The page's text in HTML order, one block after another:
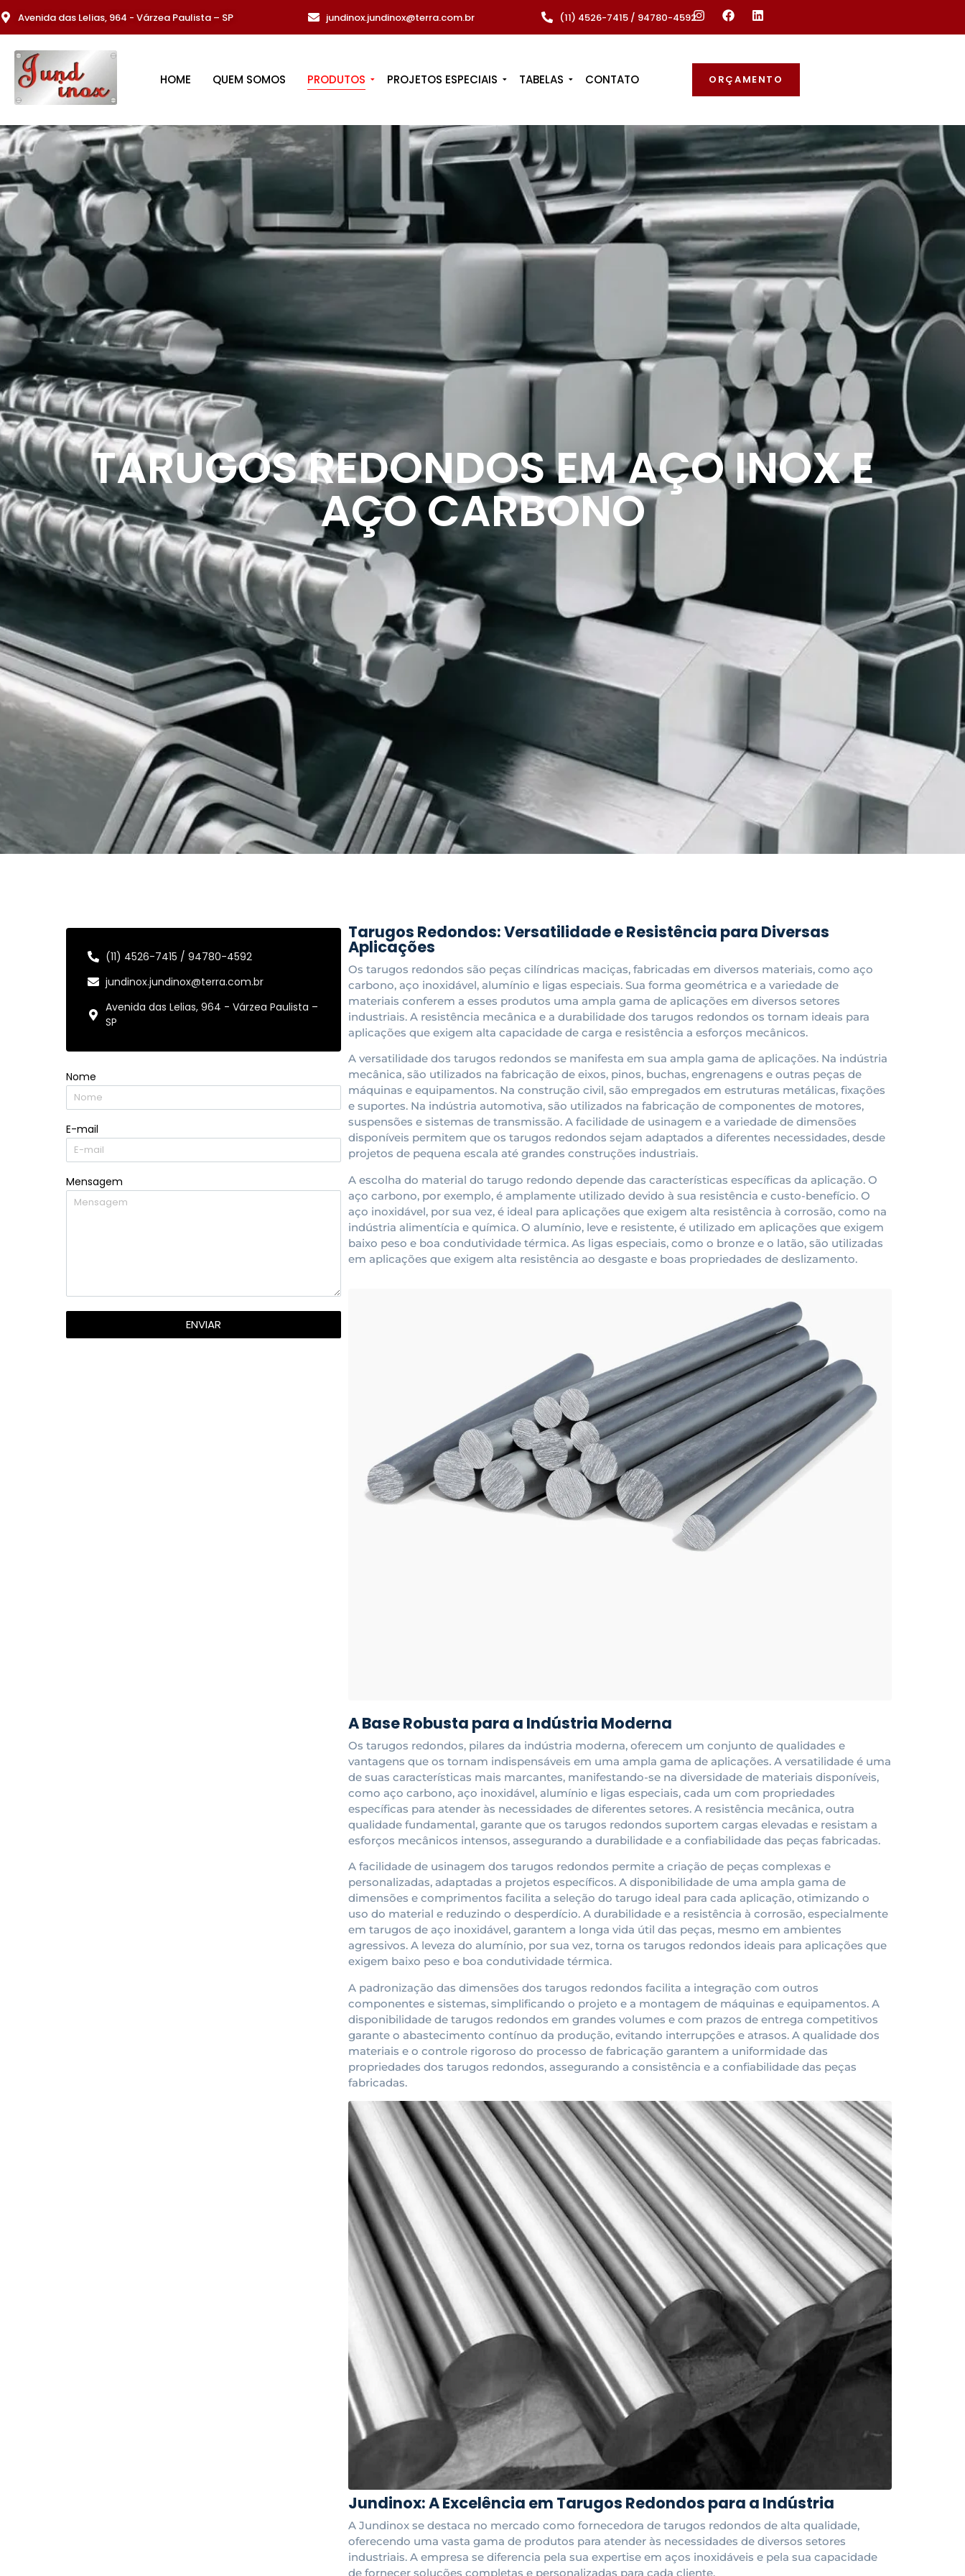
Avenida das Lelias, 964 - Várzea Paulista – SP jundinox.jundinox@terra.com.br (11) 4526-7415 / 94780-4592
HOME QUEM SOMOS PRODUTOS PROJETOS ESPECIAIS TABELAS CONTATO ORÇAMENTO
TARUGOS REDONDOS EM AÇO INOX E
AÇO CARBONO
(11) 4526-7415 / 94780-4592
jundinox.jundinox@terra.com.br
Avenida das Lelias, 964 - Várzea Paulista –
SP
Nome
E-mail
Mensagem
ENVIAR
Tarugos Redondos: Versatilidade e Resistência para Diversas
Aplicações
Os tarugos redondos são peças cilíndricas maciças, fabricadas em diversos materiais, como aço
carbono, aço inoxidável, alumínio e ligas especiais. Sua forma geométrica e a variedade de
materiais conferem a esses produtos uma ampla gama de aplicações em diversos setores
industriais. A resistência mecânica e a durabilidade dos tarugos redondos os tornam ideais para
aplicações que exigem alta capacidade de carga e resistência a esforços mecânicos.
A versatilidade dos tarugos redondos se manifesta em sua ampla gama de aplicações. Na indústria
mecânica, são utilizados na fabricação de eixos, pinos, buchas, engrenagens e outras peças de
máquinas e equipamentos. Na construção civil, são empregados em estruturas metálicas, fixações
e suportes. Na indústria automotiva, são utilizados na fabricação de componentes de motores,
suspensões e sistemas de transmissão. A facilidade de usinagem e a variedade de dimensões
disponíveis permitem que os tarugos redondos sejam adaptados a diferentes necessidades, desde
projetos de pequena escala até grandes construções industriais.
A escolha do material do tarugo redondo depende das características específicas da aplicação. O
aço carbono, por exemplo, é amplamente utilizado devido à sua resistência e custo-benefício. O
aço inoxidável, por sua vez, é ideal para aplicações que exigem alta resistência à corrosão, como na
indústria alimentícia e química. O alumínio, leve e resistente, é utilizado em aplicações que exigem
baixo peso e boa condutividade térmica. As ligas especiais, como o bronze e o latão, são utilizadas
em aplicações que exigem alta resistência ao desgaste e boas propriedades de deslizamento.
A Base Robusta para a Indústria Moderna
Os tarugos redondos, pilares da indústria moderna, oferecem um conjunto de qualidades e
vantagens que os tornam indispensáveis em uma ampla gama de aplicações. A versatilidade é uma
de suas características mais marcantes, manifestando-se na diversidade de materiais disponíveis,
como aço carbono, aço inoxidável, alumínio e ligas especiais, cada um com propriedades
específicas para atender às necessidades de diferentes setores. A resistência mecânica, outra
qualidade fundamental, garante que os tarugos redondos suportem cargas elevadas e resistam a
esforços mecânicos intensos, assegurando a durabilidade e a confiabilidade das peças fabricadas.
A facilidade de usinagem dos tarugos redondos permite a criação de peças complexas e
personalizadas, adaptadas a projetos específicos. A disponibilidade de uma ampla gama de
dimensões e comprimentos facilita a seleção do tarugo ideal para cada aplicação, otimizando o
uso do material e reduzindo o desperdício. A durabilidade e a resistência à corrosão, especialmente
em tarugos de aço inoxidável, garantem a longa vida útil das peças, mesmo em ambientes
agressivos. A leveza do alumínio, por sua vez, torna os tarugos redondos ideais para aplicações que
exigem baixo peso e boa condutividade térmica.
A padronização das dimensões dos tarugos redondos facilita a integração com outros
componentes e sistemas, simplificando o projeto e a montagem de máquinas e equipamentos. A
disponibilidade de tarugos redondos em grandes volumes e com prazos de entrega competitivos
garante o abastecimento contínuo da produção, evitando interrupções e atrasos. A qualidade dos
materiais e o controle rigoroso do processo de fabricação garantem a uniformidade das
propriedades dos tarugos redondos, assegurando a consistência e a confiabilidade das peças
fabricadas.
Jundinox: A Excelência em Tarugos Redondos para a Indústria
A Jundinox se destaca no mercado como fornecedora de tarugos redondos de alta qualidade,
oferecendo uma vasta gama de produtos para atender às necessidades de diversos setores
industriais. A empresa se diferencia pela sua expertise em aços inoxidáveis e pela sua capacidade
de fornecer soluções completas e personalizadas para cada cliente.